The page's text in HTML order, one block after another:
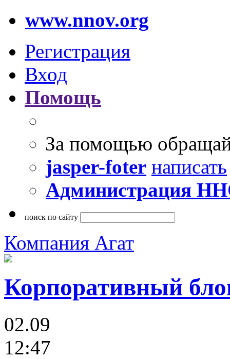
www.nnov.org
Регистрация
Вход
Помощь
За помощью
jasper-foter написать
Администрация
поиск по сайту
Компания Агат
Корпоративный
02.09
12:47